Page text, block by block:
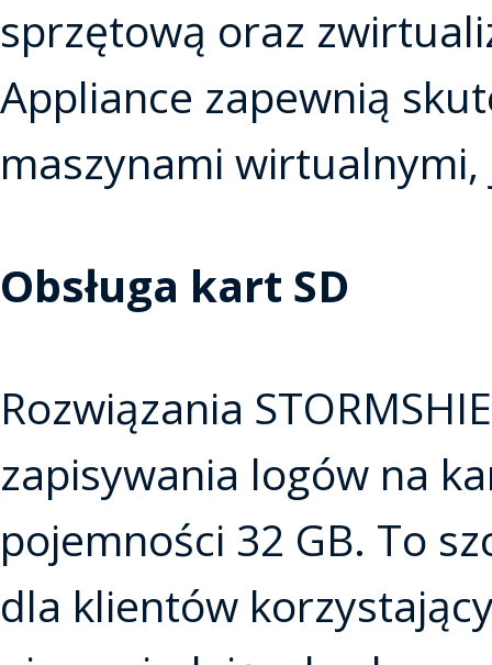
sprzętową oraz
Appliance zapewnią
maszynami wirtualnymi,
Obsługa kart SD
Rozwiązania
zapisywania logów na
pojemności 32 GB. To
dla klientów